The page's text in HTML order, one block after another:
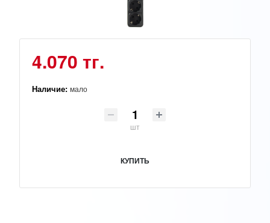
4.070 тг.
Наличие: мало
шт
КУПИТЬ